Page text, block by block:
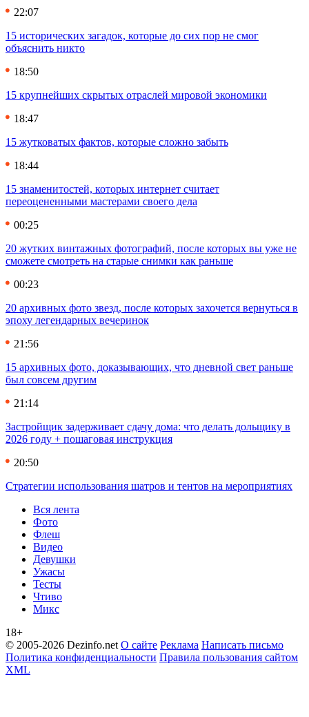
22:07
15 исторических загадок, которые до сих пор не смог
объяснить никто
18:50
15 крупнейших скрытых отраслей мировой экономики
18:47
15 жутковатых фактов, которые сложно забыть
18:44
15 знаменитостей, которых интернет считает
переоцененными мастерами своего дела
00:25
20 жутких винтажных фотографий, после которых вы уже не
сможете смотреть на старые снимки как раньше
00:23
20 архивных фото звезд, после которых захочется вернуться в
эпоху легендарных вечеринок
21:56
15 архивных фото, доказывающих, что дневной свет раньше
был совсем другим
21:14
Застройщик задерживает сдачу дома: что делать дольщику в
2026 году + пошаговая инструкция
20:50
Стратегии использования шатров и тентов на мероприятиях
Вся лента
Фото
Флеш
Видео
Девушки
Ужасы
Тесты
Чтиво
Микс
18+
© 2005-2026 Dezinfo.net О сайте Реклама Написать письмо
Политика конфиденциальности Правила пользования сайтом
XML